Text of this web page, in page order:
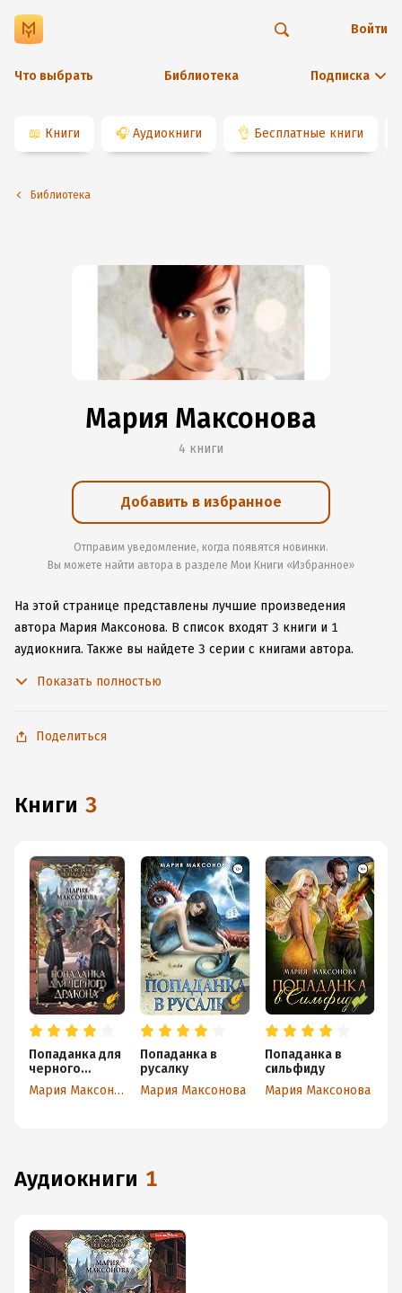
Что выбрать Библиотека Подписка
Войти
📖 Книги 🎧 Аудиокниги 👌 Бесплатные книги
Библиотека
Мария Максонова
4 книги
Добавить в избранное
Отправим уведомление, когда появятся новинки.
Вы можете найти автора в разделе Мои Книги «Избранное»
На этой странице представлены лучшие произведения
автора Мария Максонова. В список входят 3 книги и 1
аудиокнига. Также вы найдете 3 серии с книгами автора.
Android, чтобы не расставаться с любимыми произведениями
Показать полностью
Поделиться
книги 3
Попаданка для
черного
дракона
Мария Максонова
Попаданка в
русалку
Мария Максонова
Попаданка в
сильфиду
Мария Максонова
аудиокниги 1